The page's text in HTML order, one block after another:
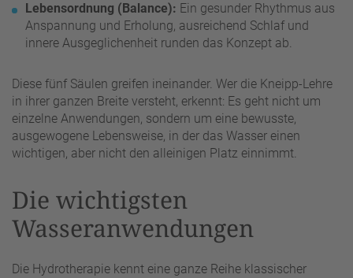
Lebensordnung (Balance): Ein gesunder Rhythmus aus
Anspannung und Erholung, ausreichend Schlaf und
innere Ausgeglichenheit runden das Konzept ab.
Diese fünf Säulen greifen ineinander. Wer die Kneipp-Lehre
in ihrer ganzen Breite versteht, erkennt: Es geht nicht um
einzelne Anwendungen, sondern um eine bewusste,
ausgewogene Lebensweise, in der das Wasser einen
wichtigen, aber nicht den alleinigen Platz einnimmt.
Die wichtigsten
Wasseranwendungen
Die Hydrotherapie kennt eine ganze Reihe klassischer